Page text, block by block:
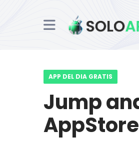
APP DEL DIA GRATIS
Jump